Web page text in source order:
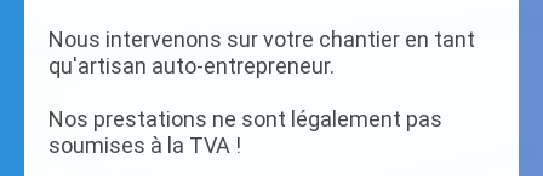
Nous intervenons sur votre chantier en tant
qu'artisan auto-entrepreneur.
Nos prestations ne sont légalement pas
soumises à la TVA !